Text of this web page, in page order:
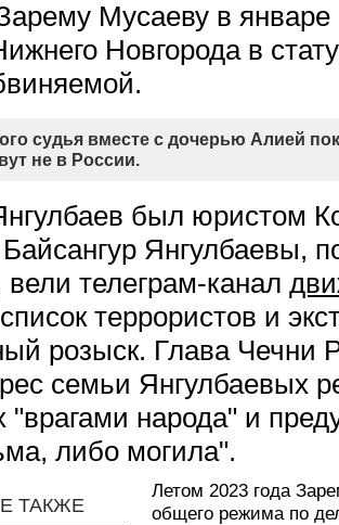
Мусаеву в январе
Новгорода в
судья вместе с дочерью Алией
не в России.
был юристом
Янгулбаевы,
вели телеграм-канал
террористов и
розыск. Глава Чечни
семьи Янгулбаевых
"врагами народа" и
либо могила".
ТАКЖЕ
Летом 2023 года
общего режима по